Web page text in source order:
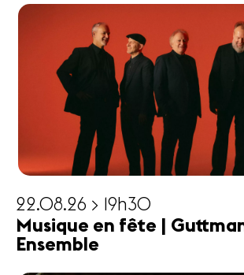
22.08.26 > 19h30
Musique en fête |
Ensemble